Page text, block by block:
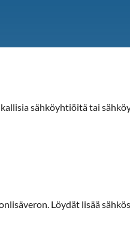
sähköyhtiöitä tai
Löydät lisää